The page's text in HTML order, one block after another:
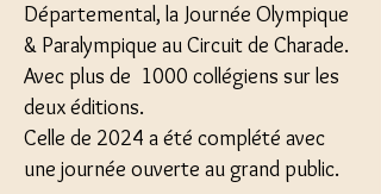
Départemental, la Journée Olympique
& Paralympique au Circuit de Charade.
Avec plus de 1000 collégiens sur les
deux éditions.
Celle de 2024 a été complété avec
une journée ouverte au grand public.